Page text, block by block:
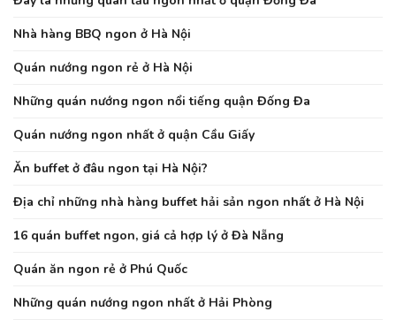
Nhà hàng BBQ ngon ở Hà Nội
Quán nướng ngon rẻ ở Hà Nội
Những quán nướng ngon nổi tiếng quận Đống Đa
Quán nướng ngon nhất ở quận Cầu Giấy
Ăn buffet ở đâu ngon tại Hà Nội?
Địa chỉ những nhà hàng buffet hải sản ngon nhất ở Hà Nội
16 quán buffet ngon, giá cả hợp lý ở Đà Nẵng
Quán ăn ngon rẻ ở Phú Quốc
Những quán nướng ngon nhất ở Hải Phòng